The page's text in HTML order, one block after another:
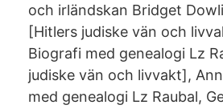
och irländskan Bridget
[Hitlers judiske vän och
Biografi med genealogi Lz
judiske vän och livvakt],
med genealogi Lz Raubal,